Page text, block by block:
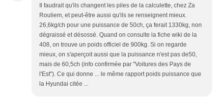
Il faudrait qu'ils changent les piles de la calculette, chez Za
Rouliem, et peut-être aussi qu'ils se renseignent mieux.
26,6kg/ch pour une puissance de 50ch, ça ferait 1330kg, non
dégraissé et désossé. Quand on consulte la fiche wiki de la
408, on trouve un poids officiel de 900kg. Si on regarde
mieux, on s'aperçoit aussi que la puissance n'est pas de50,
mais de 60,5ch (info confirmée par "Voitures des Pays de
l'Est"). Ce qui donne ... le même rapport poids puissance que
la Hyundai citée ...